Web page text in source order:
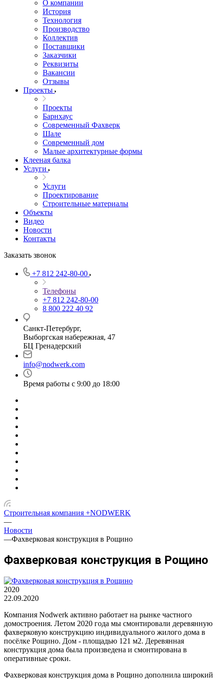
О компании
История
Технология
Производство
Коллектив
Поставщики
Заказчики
Реквизиты
Вакансии
Отзывы
Проекты
Проекты
Барнхаус
Современный Фахверк
Шале
Современный дом
Малые архитектурные формы
Клееная балка
Услуги
Услуги
Проектирование
Строительные материалы
Объекты
Видео
Новости
Контакты
Заказать звонок
+7 812 242-80-00
Телефоны
+7 812 242-80-00
8 800 222 40 92
Санкт-Петербург,
Выборгская набережная, 47
БЦ Гренадерский
info@nodwerk.com
Время работы с 9:00 до 18:00
Строительная компания +NODWERK
—
Новости
—Фахверковая конструкция в Рощино
Фахверковая конструкция в Рощино
2020
22.09.2020
Компания Nodwerk активно работает на рынке частного
домостроения. Летом 2020 года мы смонтировали деревянную
фахверковую конструкцию индивидуального жилого дома в
посёлке Рощино. Дом - площадью 121 м2. Деревянная
конструкция дома была произведена и смонтирована в
оперативные сроки.
Фахверковая конструкция дома в Рощино дополнила широкий